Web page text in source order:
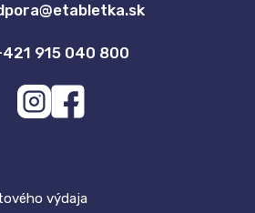
915 040 800
výdaja